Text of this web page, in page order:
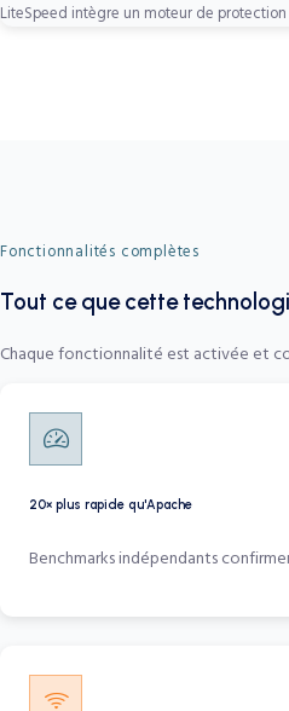
LiteSpeed intègre un moteur de protection
Fonctionnalités complètes
Tout ce que cette
Chaque fonctionnalité est activée et
20× plus rapide qu'Apache
Benchmarks indépendants